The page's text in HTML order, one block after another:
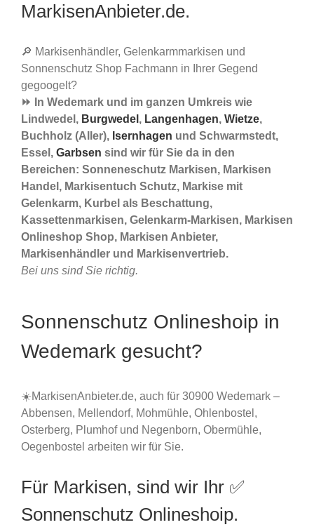
MarkisenAnbieter.de.
🔎 Markisenhändler, Gelenkarmmarkisen und
Sonnenschutz Shop Fachmann in Ihrer Gegend
gegoogelt?
⏩ In Wedemark und im ganzen Umkreis wie
Lindwedel, Burgwedel , Langenhagen, Wietze,
Buchholz (Aller), Isernhagen und Schwarmstedt,
Essel, Garbsen sind wir für Sie da in den
Bereichen: Sonneneschutz Markisen, Markisen
Handel, Markisentuch Schutz, Markise mit
Gelenkarm, Kurbel als Beschattung,
Kassettenmarkisen, Gelenkarm-Markisen, Markisen
Onlineshop Shop, Markisen Anbieter,
Markisenhändler und Markisenvertrieb.
Bei uns sind Sie richtig.
Sonnenschutz Onlineshoip in
Wedemark gesucht?
☀️MarkisenAnbieter.de, auch für 30900 Wedemark –
Abbensen, Mellendorf, Mohmühle, Ohlenbostel,
Osterberg, Plumhof und Negenborn, Obermühle,
Oegenbostel arbeiten wir für Sie.
Für Markisen, sind wir Ihr ✅
Sonnenschutz Onlineshoip.